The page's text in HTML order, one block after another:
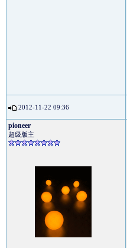
2012-11-22 09:36
pioneer
超级版主